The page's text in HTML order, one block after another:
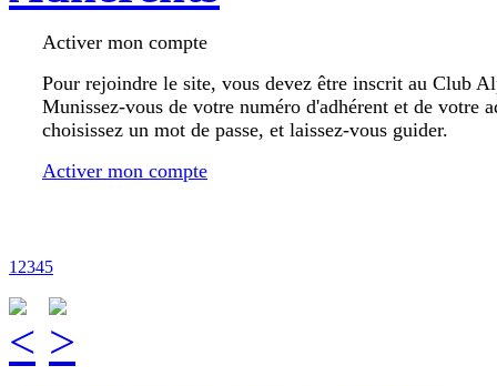
Activer mon compte
Pour rejoindre le site, vous devez être inscrit au Club
Munissez-vous de votre numéro d'adhérent et de votre
choisissez un mot de passe, et laissez-vous guider.
Activer mon compte
1 2345